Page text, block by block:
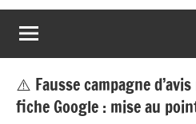
⚠️ Fausse campagne
fiche Google : mise au